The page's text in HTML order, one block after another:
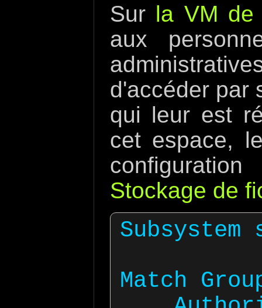
Sur la VM de
aux
d'accéder par
qui leur est
cet espace,
Stockage de
Match